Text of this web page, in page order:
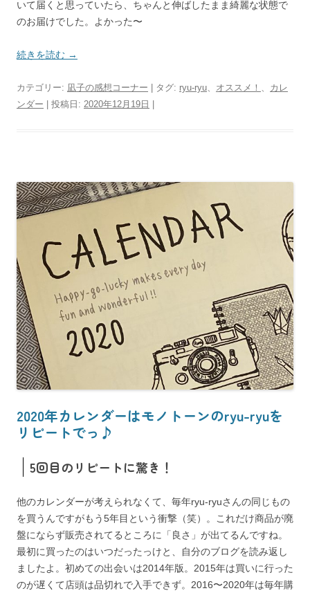
いて届くと思っていたら、ちゃんと伸ばしたまま綺麗な状態で
のお届けでした。よかった〜
続きを読む →
カテゴリー: 凪子の感想コーナー | タグ: ryu-ryu、 オススメ！ 、
カレ
ンダー | 投稿日: 2020年12月19日
2020年カレンダーはモノトーンのryu-ryuを
リピートでっ♪
5回目のリピートに驚き！
他のカレンダーが考えられなくて、毎年ryu-ryuさんの同じもの
を買うんですがもう5年目という衝撃（笑）。これだけ商品が廃
盤にならず販売されてるところに「良さ」が出てるんですね。
最初に買ったのはいつだったっけと、自分のブログを読み返し
ましたよ。初めての出会いは2014年版。2015年は買いに行った
のが遅くて店頭は品切れで入手できず。2016〜2020年は毎年購